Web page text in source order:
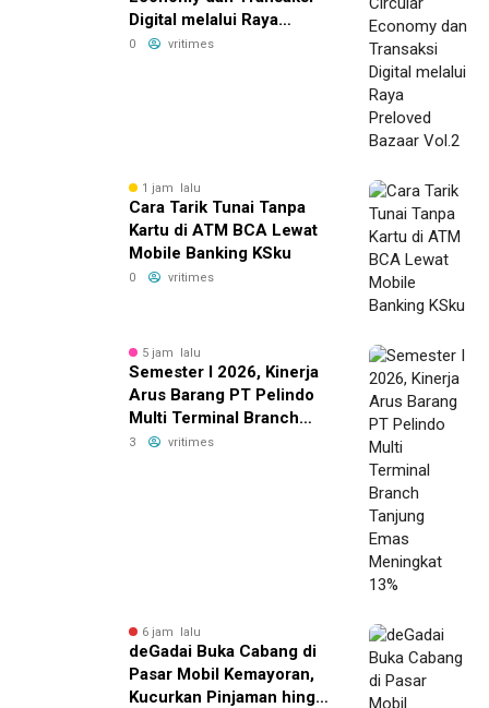
Digital melalui Raya
Preloved Bazaar Vol.2
0 vritimes
1 jam lalu
Cara Tarik Tunai Tanpa
Kartu di ATM BCA Lewat
Mobile Banking KSku
0 vritimes
5 jam lalu
Semester I 2026, Kinerja
Arus Barang PT Pelindo
Multi Terminal Branch
Tanjung Emas Meningkat
3 vritimes
6 jam lalu
deGadai Buka Cabang di
Pasar Mobil Kemayoran,
Kucurkan Pinjaman hingga